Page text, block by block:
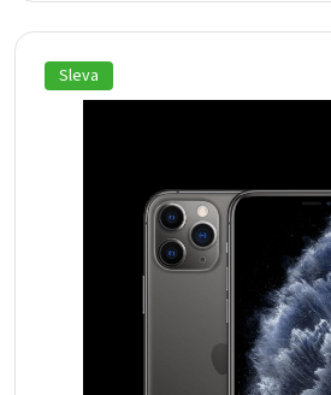
14
590 Kč.
4
801 Kč.
Sleva